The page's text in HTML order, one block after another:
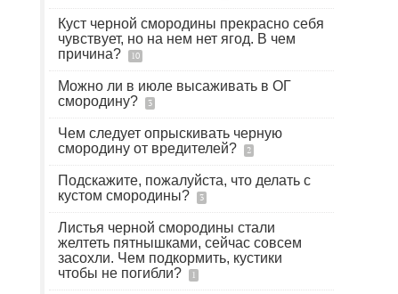
Куст черной смородины прекрасно себя
чувствует, но на нем нет ягод. В чем
причина?
10
Можно ли в июле высаживать в ОГ
смородину?
3
Чем следует опрыскивать черную
смородину от вредителей?
2
Подскажите, пожалуйста, что делать с
кустом смородины?
3
Листья черной смородины стали
желтеть пятнышками, сейчас совсем
засохли. Чем подкормить, кустики
чтобы не погибли?
1